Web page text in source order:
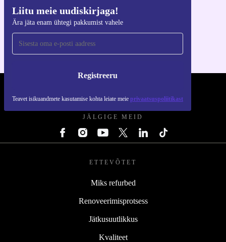
Liitu meie uudiskirjaga!
Ära jäta enam ühtegi pakkumist vahele
Registreeru
Teavet isikuandmete kasutamise kohta leiate meie privaatsuspoliitikast
Hangi refurbed rakendus
iOS-i ja Androidi jaoks
JÄLGIGE MEID
ETTEVÕTET
Miks refurbed
Renoveerimisprotsess
Jätkusuutlikkus
Kvaliteet